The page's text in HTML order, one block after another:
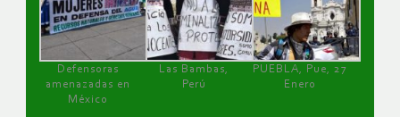
Defensoras
amenazadas en
México
Las Bambas,
Perú
PUEBLA, Pue, 27
Enero